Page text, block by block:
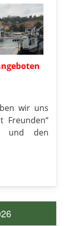
wir uns
Freunden“
und den